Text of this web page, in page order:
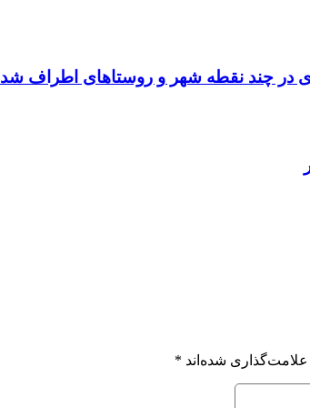
در چند نقطه شهر و روستاهای اطراف شد
شده‌اند *